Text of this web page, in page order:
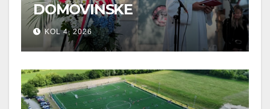
DOMOVINSKE
ZAHVALNOSTI U SVETOJ
NEDELJI
KOL 4, 2026